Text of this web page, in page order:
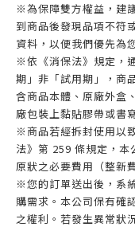
※為保障雙方權益，建
到商品後發現品項不符
資料，以便我們優先為
※依《消保法》規定，
期」非「試用期」，商
含商品本體、原廠外盒
廠包裝上黏貼膠帶或書
※商品若經拆封使用以
法》第 259 條規定，本
原狀之必要費用（整新
※您的訂單送出後，系
購需求。本公司保有確
之權利。若發生異常狀